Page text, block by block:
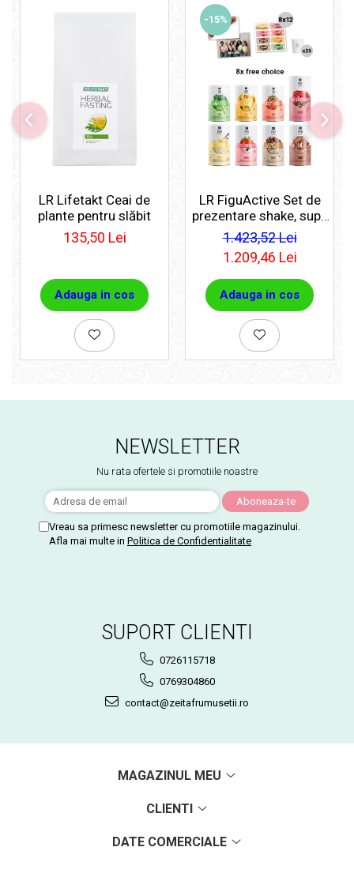
LR Lifetakt Ceai de
plante pentru slăbit
135,50 Lei
Adauga in cos
-15%
LR FiguActive Set de
prezentare shake, supe
si fulgi
1.423,52 Lei
1.209,46 Lei
Adauga in cos
NEWSLETTER
Nu rata ofertele si promotiile noastre
Vreau sa primesc newsletter cu promotiile magazinului.
Afla mai multe in Politica de Confidentialitate
SUPORT CLIENTI
0726115718
0769304860
contact@zeitafrumusetii.ro
MAGAZINUL MEU
CLIENTI
DATE COMERCIALE